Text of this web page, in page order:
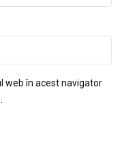
web în acest navigator